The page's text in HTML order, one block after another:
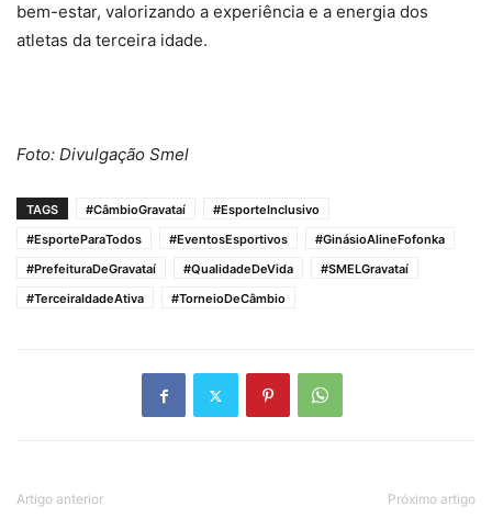
bem-estar, valorizando a experiência e a energia dos
atletas da terceira idade.
Foto: Divulgação Smel
TAGS #CâmbioGravataí
#EsporteInclusivo
#EsporteParaTodos
#EventosEsportivos
#GinásioAlineFofonka
#PrefeituraDeGravataí
#QualidadeDeVida
#SMELGravataí
#TerceiraIdadeAtiva
#TorneioDeCâmbio
Artigo anterior Próximo artigo